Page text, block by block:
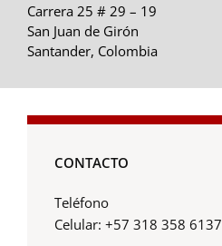
Carrera 25 # 29 – 19
San Juan de Girón
Santander, Colombia
CONTACTO
Teléfono
Celular: +57 318 358 6137